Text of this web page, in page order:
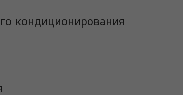
кондиционирования